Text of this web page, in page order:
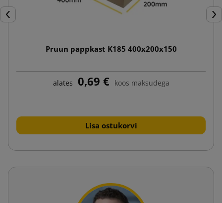
Eelmine
Pruun pappkast K185 400x200x150
alates 0,69 € koos maksudega
Lisa ostukorvi